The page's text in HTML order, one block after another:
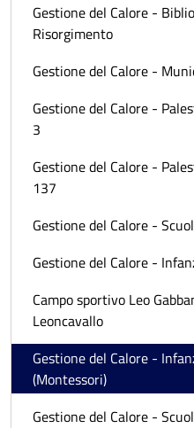
Gestione del Calore -
Risorgimento
Gestione del Calore -
Gestione del Calore -
3
Gestione del Calore -
137
Gestione del Calore -
Gestione del Calore -
Campo sportivo Leo
Leoncavallo
Gestione del Calore -
(Montessori)
Gestione del Calore -